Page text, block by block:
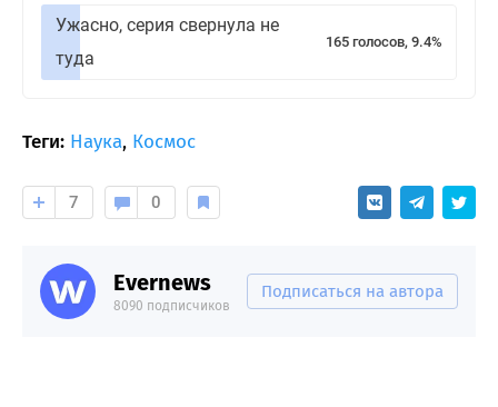
Ужасно, серия свернула не
туда
165 голосов, 9.4%
Теги: Наука, Космос
7 0
Evernews
8090 подписчиков
Подписаться на автора